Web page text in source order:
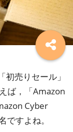
売りセール」
ば，「Amazon
Cyber
すよね。